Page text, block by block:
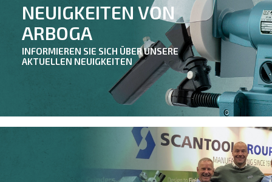
NEUIGKEITEN VON
ARBOGA
INFORMIEREN SIE SICH ÜBER UNSERE
AKTUELLEN NEUIGKEITEN